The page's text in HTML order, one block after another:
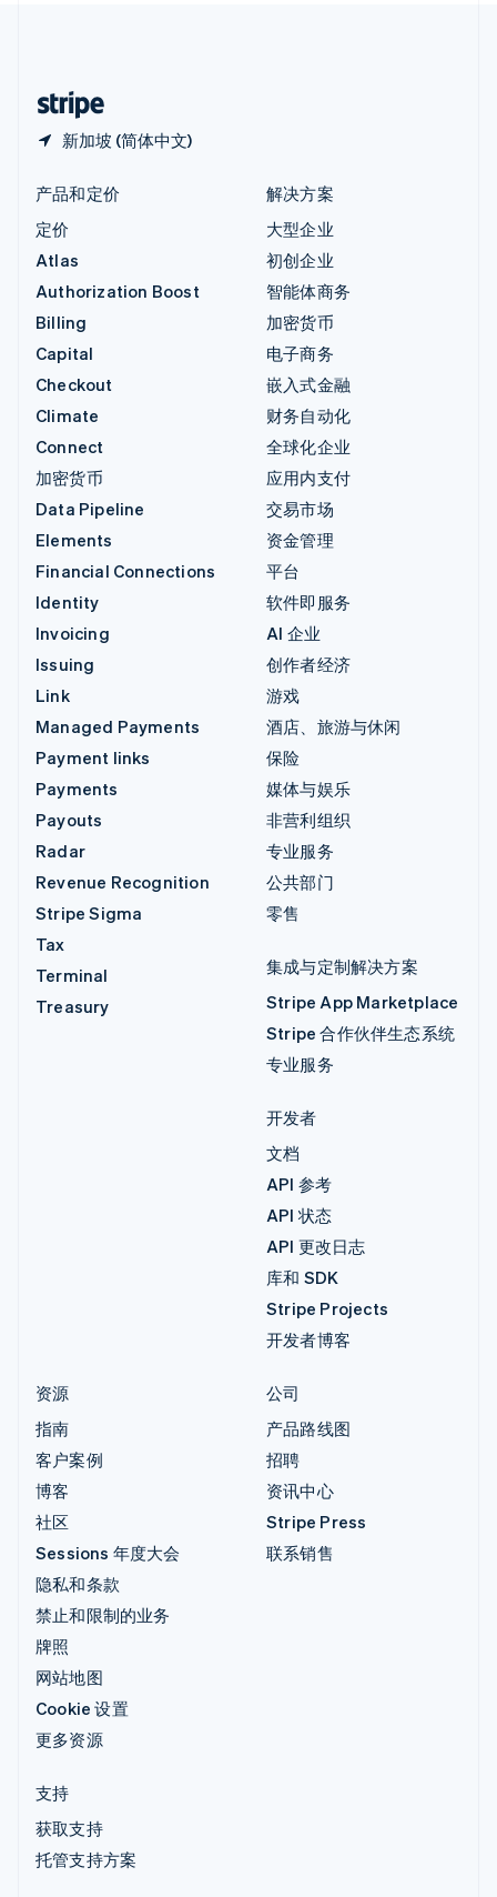
新加坡 (简体中文)
产品和定价
定价
Atlas
Authorization Boost
Billing
Capital
Checkout
Climate
Connect
加密货币
Data Pipeline
Elements
Financial Connections
Identity
Invoicing
Issuing
Link
Managed Payments
Payment links
Payments
Payouts
Radar
Revenue Recognition
Stripe Sigma
Tax
Terminal
Treasury
解决方案
大型企业
初创企业
智能体商务
加密货币
电子商务
嵌入式金融
财务自动化
全球化企业
应用内支付
交易市场
资金管理
平台
软件即服务
AI 企业
创作者经济
游戏
酒店、旅游与休闲
保险
媒体与娱乐
非营利组织
专业服务
公共部门
零售
集成与定制解决方案
Stripe App Marketplace
Stripe 合作伙伴生态系统
专业服务
开发者
文档
API 参考
API 状态
API 更改日志
库和 SDK
Stripe Projects
开发者博客
资源
指南
客户案例
博客
社区
Sessions 年度大会
隐私和条款
禁止和限制的业务
牌照
网站地图
Cookie 设置
更多资源
公司
产品路线图
招聘
资讯中心
Stripe Press
联系销售
支持
获取支持
托管支持方案